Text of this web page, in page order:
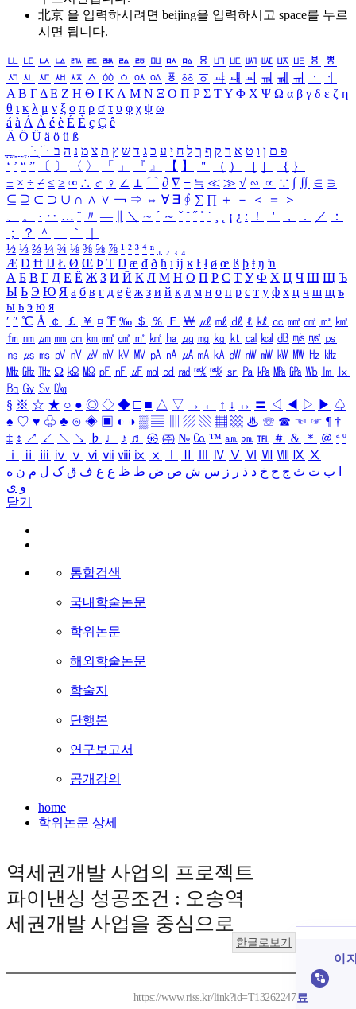
北京 을 입력하시려면 beijing을 입력하시고 space를 누르
시면 됩니다.
ㅥ ㅦ ㅧ ㅨ ㅩ ㅪ ㅫ ㅬ ㅭ ㅮ ㅯ ㅰ ㅱ ㅲ ㅳ ㅴ ㅵ ㅶ ㅷ ㅸ
ㅹ
ㅺ ㅻ ㅼ ㅽ ㅾ ㅿ ㆀ ㆁ ㆂ ㆃ ㆄ ㆅ ㆆ ㆇ ㆈ ㆉ ㆊ ㆋ ㆌ ㆍ
ㆎ
Α Β ΓΔ Ε Ζ Η Θ Ι ΚΛ Μ Ν Ξ Ο Π Ρ Σ ΤΥ Φ Χ Ψ Ω α β γ δ ε ζ η
θ ι κ λ μ ν ξ ο π ρ σ τ υ φ χ ψ ω
á à Á À é è É È ç Ç ê
Ä Ö Ü ä ö ü ß
ִֶֹ ֻּ ׁׂ פ ם ן ו ט א ר ק ף ך ל ח י ע כ ג ד ש ץ ת צ מ נ ה ב
‘ ’ “ ” 〔 〕 〈 〉 「 」 『 』 【 】 ＂ （ ） ［ ］ ｛ ｝
± × ÷ ≠ ≤ ≥ ∞ ∴ ♂ ♀ ∠ ⊥ ⌒ ∂ ∇ ≡ ≒ ≪ ≫ √ ∽ ∝ ∵ ∫ ∬ ∈ ∋
⊆ ⊇ ⊂ ⊃ ∪ ∩ ∧ ∨ ￢ ⇒ ⇔ ∀ ∃ ∮ ∑ ∏ ＋ － ＜ ＝
＞
、
。 · ‥ … ¨ 〃 ― ＼ ∼ ´ ～ ˇ ˘ ˝ ˚ ˙ ¸ ¡ ¿ ː ！ ＇ ， ． ／
：
；
？ ＾ ｀
½ ⅓ ⅔ ¼ ¾ ⅛ ⅜ ⅝ ⅞ ¹ ² ³ ⁴ ⁿ ₁ ₂ ₃ ₄
Æ Ð Ħ Ĳ Ł Ø Œ Þ Ŧ Ŋ æ đ ð ħ ı ĳ ĸ ŀ ł ø œ ß þ ŧ ŋ ŉ
А Б В Г Д Е Ё Ж З И Й К Л М Н О П Р С Т У Ф Х Ц Ч Ш Щ Ъ
Ы Ь Э Ю Я а б в г д е ё ж з и й к л м н о п р с т у ф х ц ч ш щ ъ
ы ь э ю я
′ ″ ℃ Å ￠ ￡ ￥ ¤ ℉ ‰ ＄ ％ Ｆ ￦ ㎕ ㎖ ㎗ ℓ ㎘ ㏄ ㎣ ㎤ ㎥ ㎦
㎙ ㎚ ㎛ ㎜ ㎝ ㎞ ㎟ ㎠ ㎡ ㎢ ㏊ ㎍ ㎎ ㎏ ㏏ ㎈ ㎉ ㏈ ㎧ ㎨ ㎰
㎱ ㎲ ㎳ ㎴ ㎵ ㎶ ㎷ ㎸ ㎹ ㎀ ㎁ ㎂ ㎃ ㎄ ㎺ ㎻ ㎽ ㎾ ㎿ ㎐ ㎑
㎒ ㎓ ㎔ Ω ㏀ ㏁ ㎊ ㎋ ㎌ ㏖ ㏅ ㎭ ㎮ ㎯ ㏛ ㎩ ㎪ ㎫ ㎬ ㏝ ㏐
㏓
㏃ ㏉ ㏜ ㏆
§ ※ ☆ ★ ○ ● ◎ ◇ ◆ □ ■ △ ▽ → ← ↑ ↓ ↔ 〓 ◁ ◀ ▷ ▶ ♤
♠ ♡ ♥ ♧ ♣ ⊙ ◈ ▣ ◐ ◑ ▒ ▤ ▨ ▧ ▦ ▩ ♨ ☏ ☎ ☜ ☞ ¶ †
‡ ↕ ↗ ↙ ↖ ↘ ♭ ♩ ♪ ♬ ㉿ ㈜ № ㏇ ™ ㏂ ㏘ ℡ ＃ ＆ ＊ ＠ ª º
ⅰ
ⅱ ⅲ ⅳ ⅴ ⅵ ⅶ ⅷ ⅸ ⅹ Ⅳ Ⅴ Ⅵ Ⅶ Ⅷ Ⅸ Ⅹ
ب ت ث ج ح خ د ذ ر ز س ش ص ض ط ظ ع غ ف ق ک ل م ن ه
و ی
닫기
통합검색
국내학술논문
학위논문
해외학술논문
학술지
단행본
연구보고서
공개강의
home
학위논문 상세
역세권개발 사업의 프로젝트
파이낸싱 성공조건 : 오송역
세권개발 사업을 중심으로
한글로보기
https://www.riss.kr/link?id=T13262247
이
료